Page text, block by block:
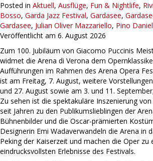
Posted in Aktuell, Ausflüge, Fun & Nightlife,
Bosso, Garda Jazz Festival, Gardasee,
Gardasee, Julian Oliver Mazzariello, Pino
Veröffentlicht am 6. August 2026
Zum 100. Jubiläum von Giacomo Puccinis
widmet die Arena di Verona dem
Aufführungen im Rahmen des Arena Opera
ist am Freitag, 7. August, weitere
und 27. August sowie am 3. und 11.
Zu sehen ist die spektakuläre Inszenierung
seit Jahren zu den Publikumslieblingen der
Bühnenbilder und die Oscar-prämierten
Designerin Emi Wadaverwandeln die Arena in
Peking der Kaiserzeit und machen die Oper zu
eindrucksvollsten Erlebnisse des Festivals.